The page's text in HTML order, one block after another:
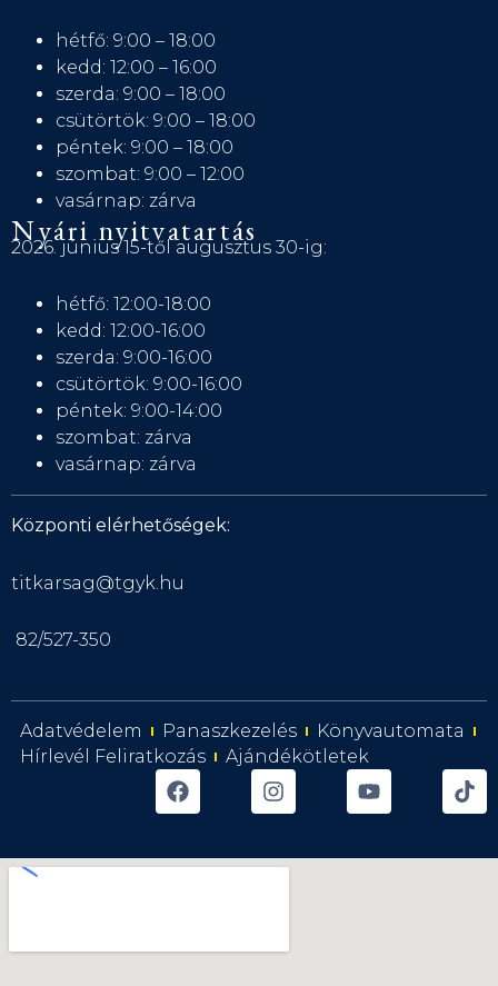
hétfő: 9:00 – 18:00
kedd: 12:00 – 16:00
szerda: 9:00 – 18:00
csütörtök: 9:00 – 18:00
péntek: 9:00 – 18:00
szombat: 9:00 – 12:00
vasárnap: zárva
Nyári nyitvatartás
2026. június 15-től augusztus 30-ig:
hétfő: 12:00-18:00
kedd: 12:00-16:00
szerda: 9:00-16:00
csütörtök: 9:00-16:00
péntek: 9:00-14:00
szombat: zárva
vasárnap: zárva
Központi elérhetőségek:
titkarsag@tgyk.hu
82/527-350
Adatvédelem Panaszkezelés
Könyvautomata
Hírlevél Feliratkozás
Ajándékötletek